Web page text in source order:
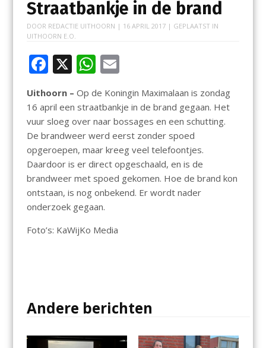
Straatbankje in de brand
DOOR REDACTIE UITHOORN | 16 APRIL 2017| GEPLAATST IN
UITHOORN E.O.
F
e
b
o
o
k
X W
h
at
s
A
p
p
E
ai
l
Uithoorn – Op de Koningin Maximalaan is zondag
16 april een straatbankje in de brand gegaan. Het
vuur sloeg over naar bossages en een schutting.
De brandweer werd eerst zonder spoed
opgeroepen, maar kreeg veel telefoontjes.
Daardoor is er direct opgeschaald, en is de
brandweer met spoed gekomen. Hoe de brand kon
ontstaan, is nog onbekend. Er wordt nader
onderzoek gegaan.
Foto’s: KaWijKo Media
Andere berichten